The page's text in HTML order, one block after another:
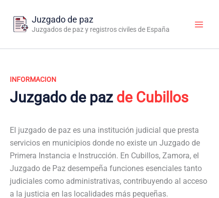
contenido
Juzgado de paz
Juzgados de paz y registros civiles de España
INFORMACION
Juzgado de paz de Cubillos
El juzgado de paz es una institución judicial que presta
servicios en municipios donde no existe un Juzgado de
Primera Instancia e Instrucción. En Cubillos, Zamora, el
Juzgado de Paz desempeña funciones esenciales tanto
judiciales como administrativas, contribuyendo al acceso
a la justicia en las localidades más pequeñas.